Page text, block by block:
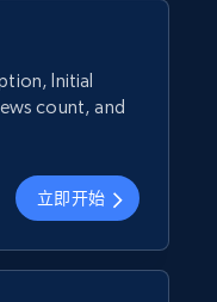
Initial
count, and
立即开始